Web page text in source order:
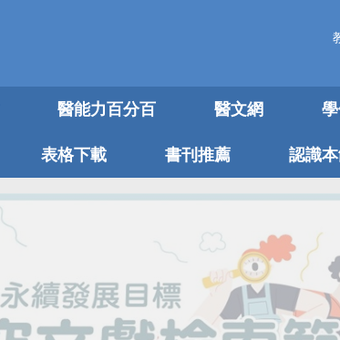
醫能力百分百 醫文網
表格下載 書刊推薦 認識